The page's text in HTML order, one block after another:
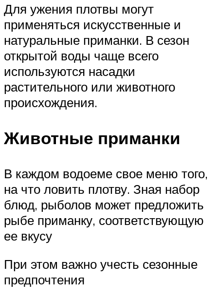
Для ужения плотвы могут
применяться искусственные и
натуральные приманки. В сезон
открытой воды чаще всего
используются насадки
растительного или животного
происхождения.
Животные приманки
В каждом водоеме свое меню того,
на что ловить плотву. Зная набор
блюд, рыболов может предложить
рыбе приманку, соответствующую
ее вкусу
При этом важно учесть сезонные
предпочтения